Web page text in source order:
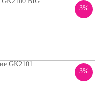
3%
3%